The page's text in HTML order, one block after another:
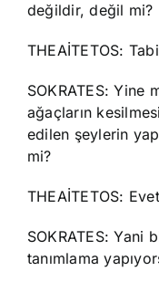
değildir, değil mi?
THEAİTETOS:
SOKRATES: Yine
ağaçların
edilen şeylerin
mi?
THEAİTETOS:
SOKRATES: Yani
tanımlama